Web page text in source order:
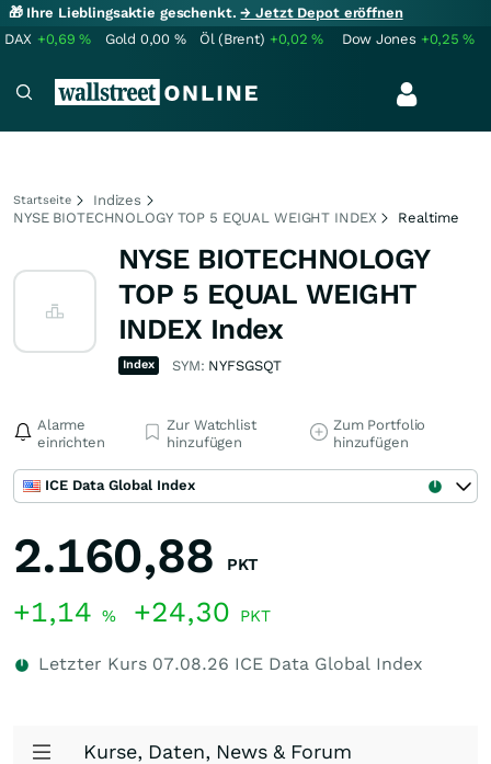
🎁 Ihre Lieblingsaktie geschenkt.→ Jetzt Depot eröffnen
DAX +0,69% Gold 0,00 % Öl (Brent) +0,02% Dow Jones +0,25%
Startseite
Indizes
NYSE BIOTECHNOLOGY TOP 5 EQUAL WEIGHT INDEX
Realtime
NYSE BIOTECHNOLOGY
TOP 5 EQUAL WEIGHT
INDEX Index
Index SYM: NYFSGSQT
Alarme
einrichten
Zur Watchlist
hinzufügen
Zum Portfolio
hinzufügen
ICE Data Global Index
2.160,88 PKT
+1,14 % +24,30 PKT
Letzter Kurs 07.08.26 ICE Data Global Index
Kurse, Daten, News & Forum